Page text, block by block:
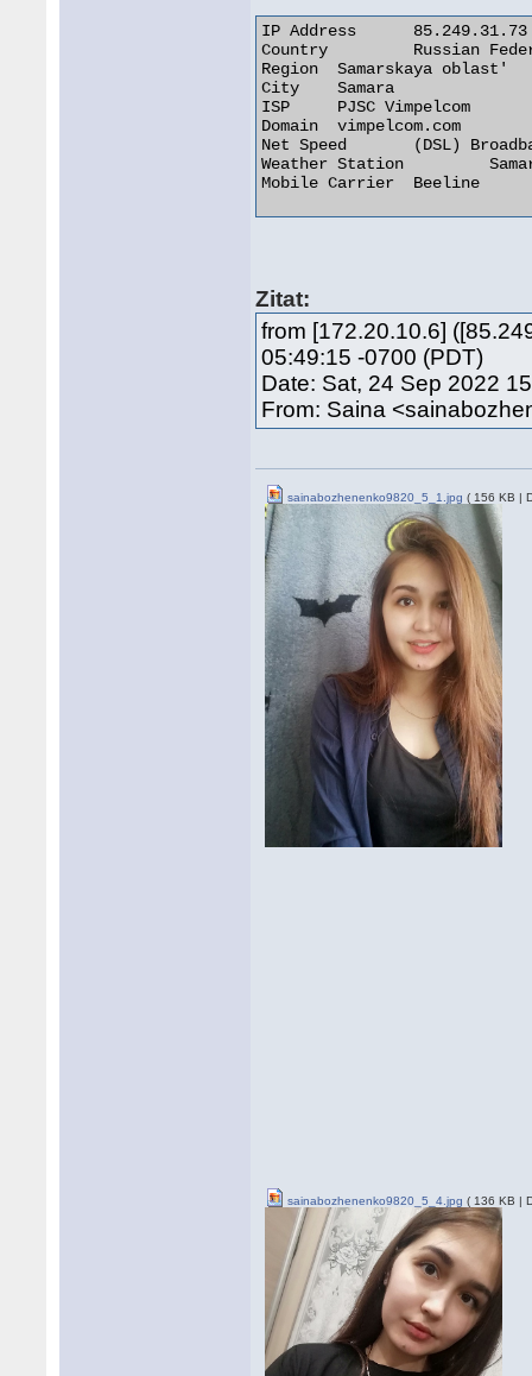
IP Address 	85.249.31.73
Country 	Russian Federation [RU]
Region 	Samarskaya oblast'
City 	Samara
ISP 	PJSC Vimpelcom
Domain 	vimpelcom.com
Net Speed 	(DSL) Broadband/Cable/Fiber/Mobile
Weather Station 	Samara
Mobile Carrier 	Beeline
Zitat:
from [172.20.10.6]
05:49:15 -0700 (PDT)
Date: Sat, 24 Sep 2022
From: Saina
sainabozhenenko9820_5_1.jpg ( 156 KB |
sainabozhenenko9820_5_4.jpg ( 136 KB |